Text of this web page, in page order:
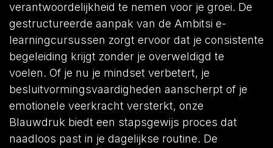
verantwoordelijkheid te nemen voor je groei. De
gestructureerde aanpak van de Ambitsi e-
learningcursussen zorgt ervoor dat je consistente
begeleiding krijgt zonder je overweldigd te
voelen. Of je nu je mindset verbetert, je
besluitvormingsvaardigheden aanscherpt of je
emotionele veerkracht versterkt, onze
Blauwdruk biedt een stapsgewijs proces dat
naadloos past in je dagelijkse routine. De